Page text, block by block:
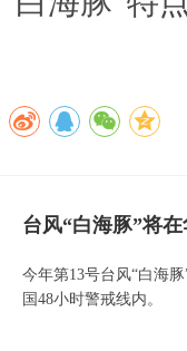
台风“白海豚”将
今年第13号台风“白海
国48小时警戒线内。